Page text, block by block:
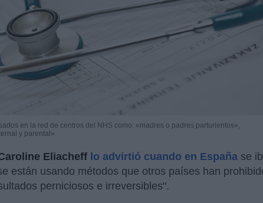
en la red de centros del NHS como: «madres o padres parturientos»,
y parental»
Eliacheff lo advirtió cuando en España se
están usando métodos que otros países han
perniciosos e irreversibles".